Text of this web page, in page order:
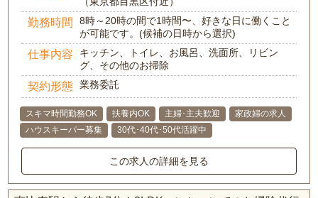
勤務時間
8時～20時の間で1時間〜、好きな日に働くこと
が可能です。(候補の日時から選択)
仕事内容
キッチン、トイレ、お風呂、洗面所、リビン
グ、その他のお掃除
契約形態 業務委託
スキマ時間勤務OK 扶養内OK 主婦･主夫歓迎
家政婦の求人
ハウスキーパー募集
30代･40代･50代活躍中
この求人の詳細を見る